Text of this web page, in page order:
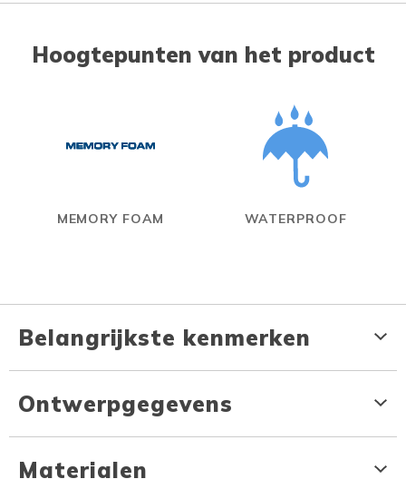
Hoogtepunten van het product
MEMORY FOAM WATERPROOF
Belangrijkste kenmerken
Ontwerpgegevens
Materialen